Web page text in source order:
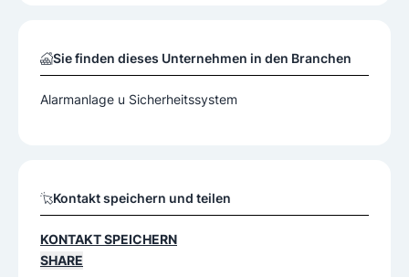
Sie finden dieses Unternehmen in den Branchen
Alarmanlage u Sicherheitssystem
Kontakt speichern und teilen
KONTAKT SPEICHERN
SHARE